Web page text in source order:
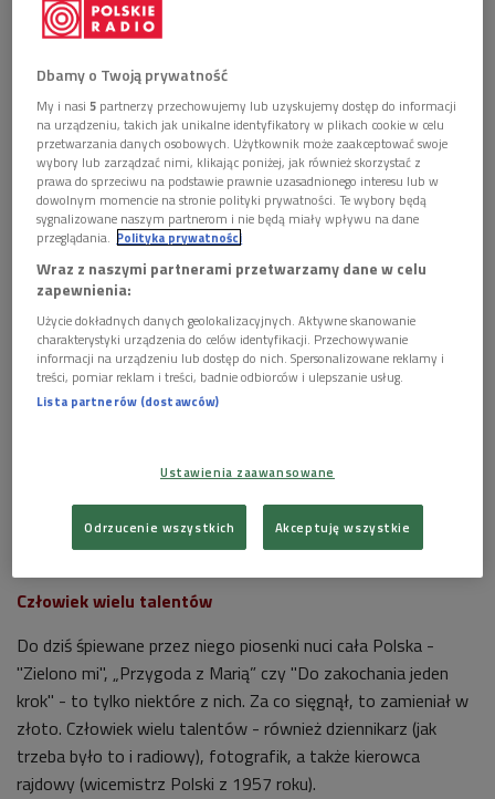
[You Tube Dwójki]
Koncert Andrzeja Dąbrowskiego na zakończenie sezonu
"Jazz.PL"
tudiu im. Witolda Lutosławskiego
mocny akcent na zakończenie sezonu zimowo-
wiosennegocyklu "Jazz.PL"(bez obawy, do koncertów
powrócimy już we wrześniu).
Człowiek wielu talentów
Do dziś śpiewane przez niego piosenki nuci cała Polska -
"Zielono mi", „Przygoda z Marią” czy "Do zakochania jeden
krok" - to tylko niektóre z nich. Za co sięgnął, to zamieniał w
złoto. Człowiek wielu talentów - również dziennikarz (jak
trzeba było to i radiowy), fotografik, a także kierowca
rajdowy (wicemistrz Polski z 1957 roku).
Dbamy o Twoją prywatność
My i nasi5 partnerzy przechowujemy lub uzyskujemy dostęp do informacji
na urządzeniu, takich jak unikalne identyfikatory w plikach cookie w celu
przetwarzania danych osobowych. Użytkownik może zaakceptować swoje
wybory lub zarządzać nimi, klikając poniżej, jak również skorzystać z
prawa do sprzeciwu na podstawie prawnie uzasadnionego interesu lub w
dowolnym momencie na stronie polityki prywatności. Te wybory będą
sygnalizowane naszym partnerom i nie będą miały wpływu na dane
przeglądania. Polityka prywatności
Wraz z naszymi partnerami przetwarzamy dane w celu
zapewnienia:
Użycie dokładnych danych geolokalizacyjnych. Aktywne skanowanie
charakterystyki urządzenia do celów identyfikacji. Przechowywanie
informacji na urządzeniu lub dostęp do nich. Spersonalizowane reklamy i
treści, pomiar reklam i treści, badnie odbiorców i ulepszanie usług.
Lista partnerów (dostawców)
Ustawienia zaawansowane
Odrzucenie wszystkich Akceptuję wszystkie